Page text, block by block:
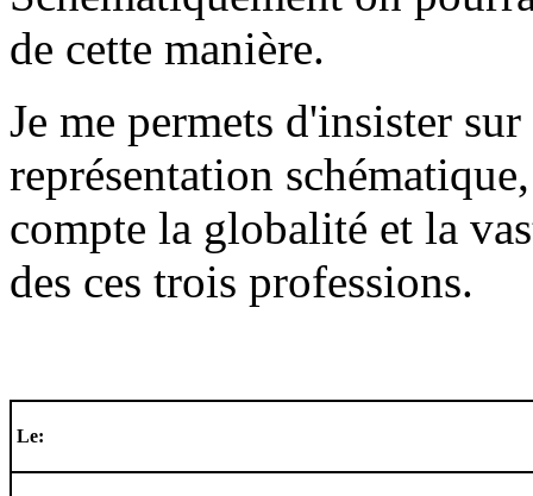
de cette manière.
Je me permets d'insister
représentation
compte la globalité et la
des ces trois professions.
Le: